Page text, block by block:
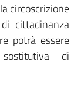
circoscrizione
cittadinanza
potrà essere
di